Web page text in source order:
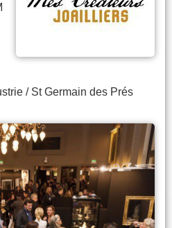
/ St Germain des Prés